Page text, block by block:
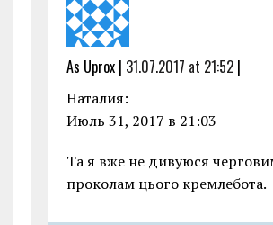
As Uprox | 31.07.2017 at 21:52|
Наталия:
Июль 31, 2017 в 21:03
Та я вже не дивуюся
проколам цього кремлебота.